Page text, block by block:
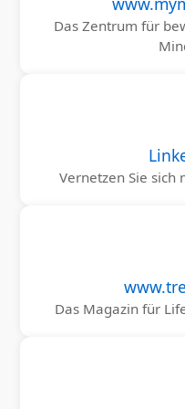
Das Zentrum für
Vernetzen Sie
Das Magazin für